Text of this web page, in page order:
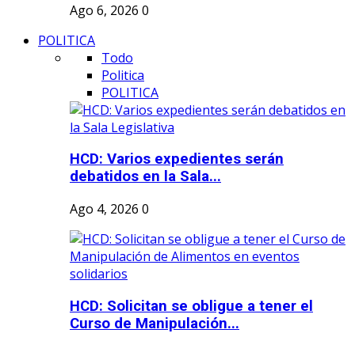
Ago 6, 2026 0
POLITICA
Todo
Politica
POLITICA
HCD: Varios expedientes serán
debatidos en la Sala...
Ago 4, 2026 0
HCD: Solicitan se obligue a tener el
Curso de Manipulación...